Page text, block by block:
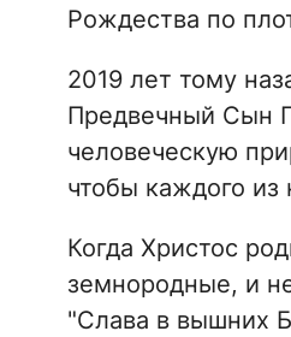
Рождества по
2019 лет тому
Предвечный Сын
человеческую
чтобы каждого
Когда Христос
земнородные, и
"Слава в вышних